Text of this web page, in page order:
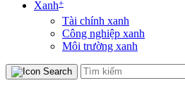
Xanh+
Tài chính xanh
Công nghiệp xanh
Môi trường xanh